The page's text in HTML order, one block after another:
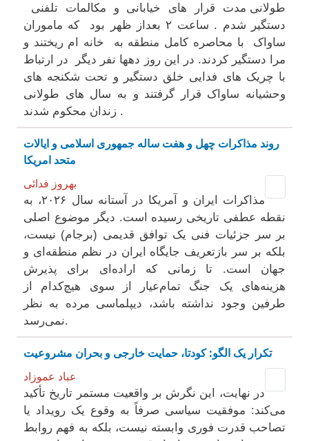
طولانی مدت قرار های خیابانی و مکالمات تلفنی
دستگیر شدم . ساعت ۲ بعداز ظهر بود که ماموران
ساواک با محاصره کامل منطقه به خانه ام ریختند و
مرا دستگیر کردند. در این روز دهها نفر دیگر در ارتباط
با چریک های فدایی خلق دستگیر و تحت شکنجه های
وحشیانه ساواک قرار گرفتند و به سال های طولانی
زندان محکوم شدند .
روند مذاکرات چهل و هفت ساله جمهوری اسلامی و ایالات
متحد امریکا
بهروز فدائی
مذاکرات ایران و آمریکا در آستانه سال ۲۰۲۶، به
نقطه عطفی تاریخی رسیده است. دیگر موضوع اصلی
بر سر جزئیات فنی یک توافق قدیمی (برجام) نیست،
بلکه بر سر بازتعریف جایگاه ایران در نظم منطقه‌ای و
جهان است. تا زمانی که اراده‌ای برای پذیرش
هزینه‌های یک جنگ تمام‌عیار از سوی هیچ‌کدام از
طرفین وجود نداشته باشد، دیپلماسی مرده به نظر
نمی‌رسد.
تکرار یک الگو: کودتا، حمایت خارجی و بحران مشروعیت
عباد عموزاد
در نهایت، این نگرش بر واقعیت مستمر تاریخ تأکید
می‌کند: موفقیت سیاسی صرفاً به وقوع یک رویداد یا
تصاحب قدرت فوری وابسته نیست، بلکه به فهم روابط